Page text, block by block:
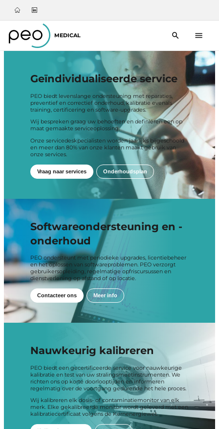
MEDICAL
Geïndividualiseerde service
PEO biedt levenslange ondersteuning met reparaties,
preventief en correctief onderhoud, kalibratie evenals
training, certificering en software-upgrades.
Wij bespreken graag uw behoeften en definiëren een op
maat gemaakte serviceoplossing.
Onze servicedeskpecialisten worden jaarlijks bijgeschoold
en meer dan 80% van onze klanten maakt gebruik van
onze services.
Vraag naar services Onderhoudsplan
Softwareondersteuning en -
onderhoud
PEO ondersteunt met periodieke upgrades, licentiebeheer
en het oplossen van softwareproblemen. PEO verzorgt
gebruikersopleiding, regelmatige opfriscursussen en
dienstverlening op afstand of op locatie.
Contacteer ons Meer info
Nauwkeurig kalibreren
PEO biedt een gecertificeerde service voor nauwkeurige
kalibratie en test van uw stralingsmeetinstrumenten. We
richten ons op korte doorlooptijden en informeren
regelmatig over de voortgang gedurende het hele proces.
Wij kalibreren elk dosis- of contaminatiemonitor van elk
merk. Elke gekalibreerde monitor wordt geleverd met een
kalibratiecertificaat volgens de Kernenergiewet.